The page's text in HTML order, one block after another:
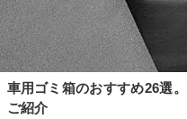
車用ゴミ箱のおすすめ26選
ご紹介